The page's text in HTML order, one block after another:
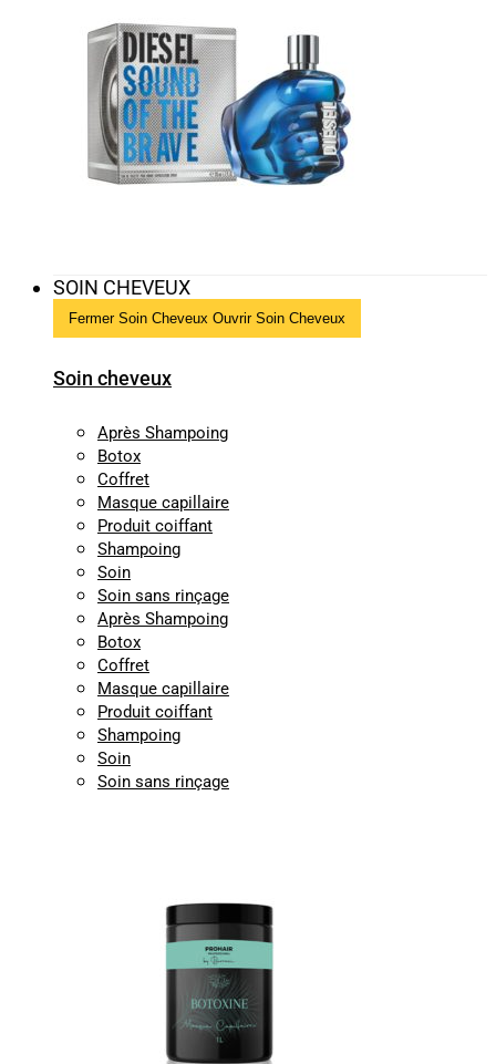
SOIN CHEVEUX
Fermer Soin Cheveux Ouvrir Soin Cheveux
Soin cheveux
Après Shampoing
Botox
Coffret
Masque capillaire
Produit coiffant
Shampoing
Soin
Soin sans rinçage
Après Shampoing
Botox
Coffret
Masque capillaire
Produit coiffant
Shampoing
Soin
Soin sans rinçage